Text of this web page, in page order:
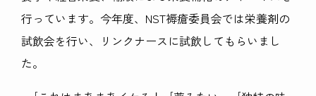
行っています。今年度、NST褥瘡委員会では栄養剤の
試飲会を行い、リンクナースに試飲してもらいまし
た。